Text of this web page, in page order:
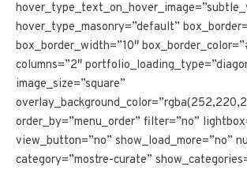
hover_type_masonry=”default”
box_border_width=”10″
columns=”2″
image_size=”square”
order_by=”menu_order” filter=”no”
view_button=”no” show_load_more=”no”
category=”mostre-curate”